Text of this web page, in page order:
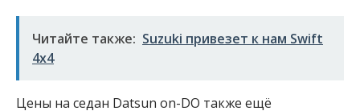
Читайте также: Suzuki привезет к нам Swift
4х4
Цены на седан Datsun on-DO также ещё